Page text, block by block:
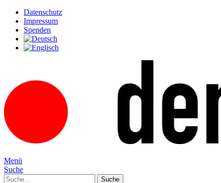
Datenschutz
Impressum
Spenden
Menü
Suche
Suche